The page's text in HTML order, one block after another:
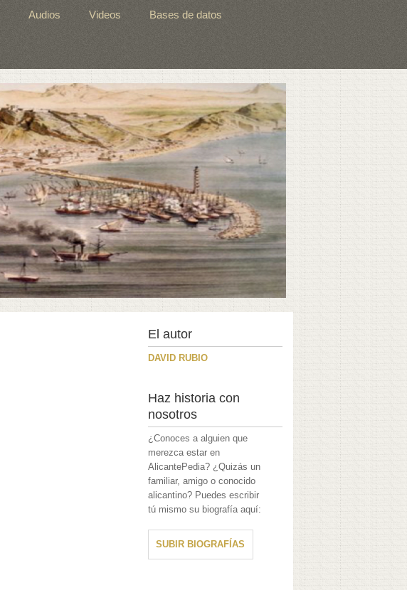
Audios Videos Bases de datos
El autor
DAVID RUBIO
Haz historia con
nosotros
¿Conoces a alguien que
merezca estar en
AlicantePedia? ¿Quizás un
familiar, amigo o conocido
alicantino? Puedes escribir
tú mismo su biografía aquí:
SUBIR BIOGRAFÍAS